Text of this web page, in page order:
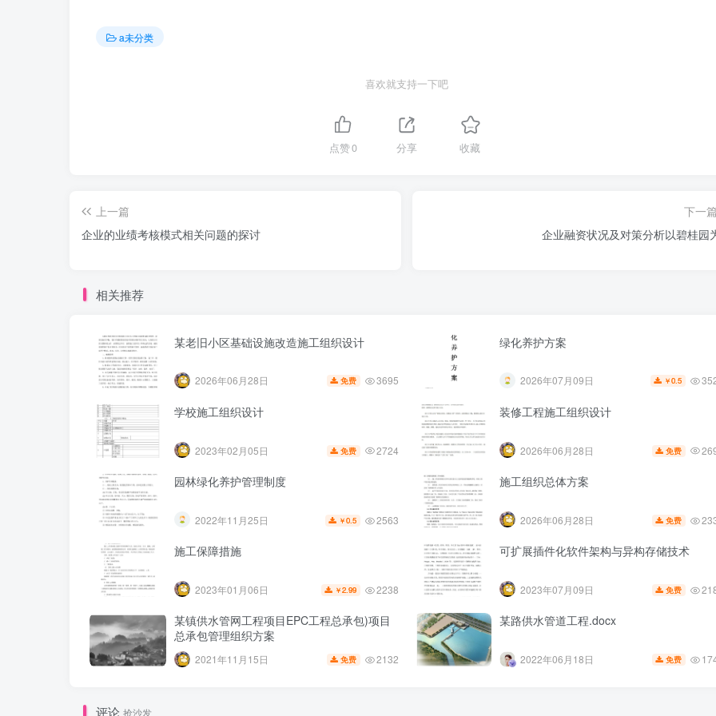
a未分类
喜欢就支持一下吧
点赞0 分享 收藏
上一篇
企业的业绩考核模式相关问题的探讨
下一
企业融资状况及对策分析以碧桂园
相关推荐
某老旧小区基础设施改造施工组织设计
2026年06月28日 免费 3695
绿化养护方案
2026年07月09日 ￥0.5
学校施工组织设计
2023年02月05日 免费 2724
装修工程施工组织设计
2026年06月28日 免费
园林绿化养护管理制度
2022年11月25日 ￥0.5 2563
施工组织总体方案
2026年06月28日 免费
施工保障措施
2023年01月06日 ￥2.99 2238
可扩展插件化软件架构与异构存储技术
2023年07月09日 免费
某镇供水管网工程项目EPC工程总承包)项目
总承包管理组织方案
2021年11月15日 免费 2132
某路供水管道工程.docx
2022年06月18日 免费
评论 抢沙发